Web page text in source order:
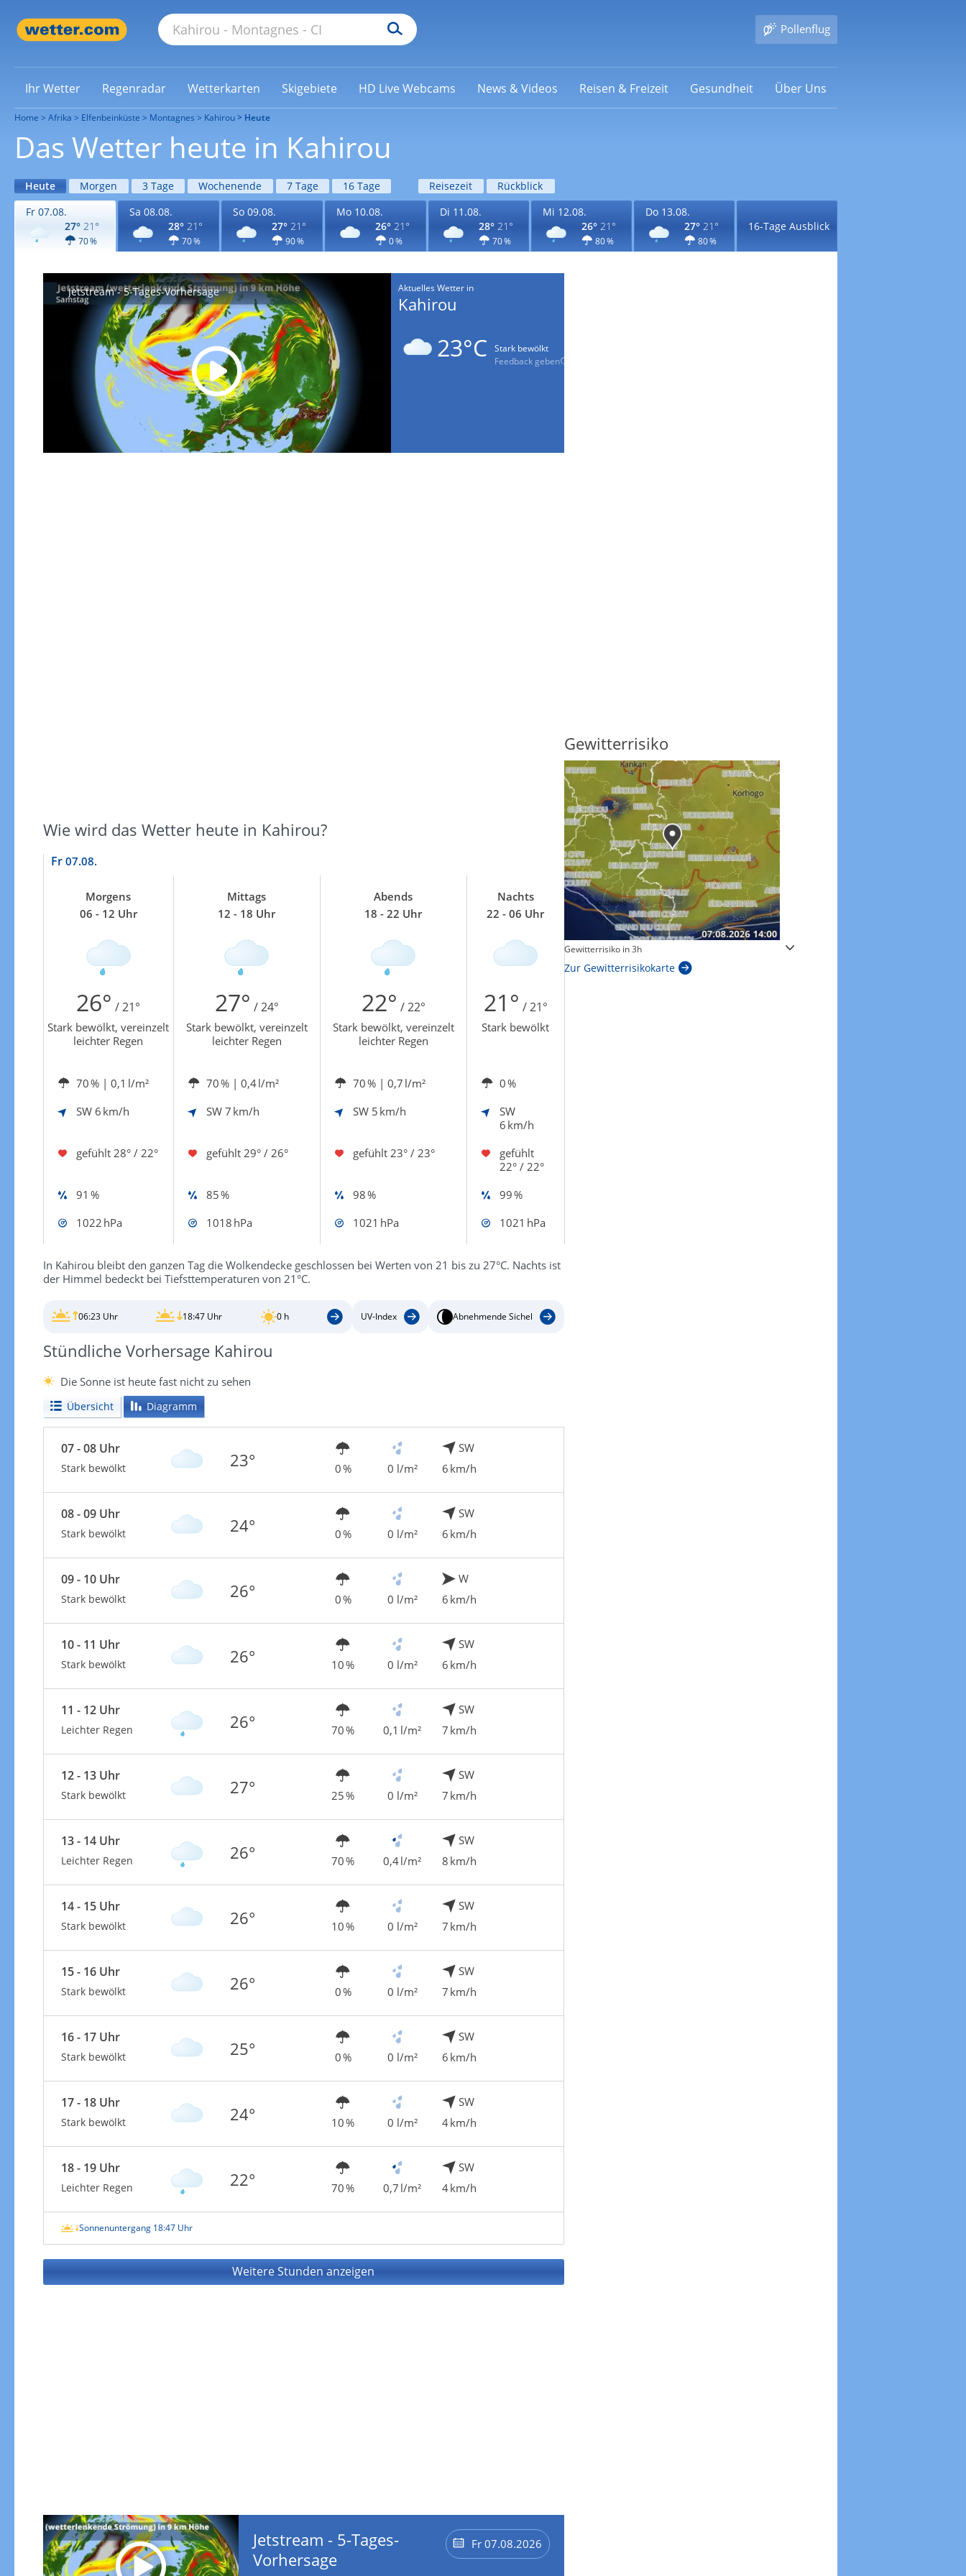
Pollenflug
Ihr Wetter Regenradar Wetterkarten Skigebiete HD Live Webcams News & Videos Reisen & Freizeit Gesundheit Über Uns
Home Afrika Elfenbeinküste Montagnes Kahirou Heute
Das Wetter heute in Kahirou
Heute Morgen 3 Tage Wochenende 7 Tage 16 Tage Reisezeit
Rückblick
Fr 07.08.
27° 21°
70 %
Sa 08.08.
28° 21°
70 %
So 09.08.
27° 21°
90 %
Mo 10.08.
26° 21°
0 %
Di 11.08.
28° 21°
70 %
Mi 12.08.
26° 21°
80 %
Do 13.08.
27° 21°
80 %
16-Tage Ausblick
Jetstream - 5-Tages-Vorhersage Aktuelles Wetter in
Kahirou
23°C
Stark bewölkt
Feedback geben
Wie wird das Wetter heute in Kahirou?
Fr 07.08.
Morgens
06 - 12 Uhr
Mittags
12 - 18 Uhr
Abends
18 - 22 Uhr
Nachts
22 - 06 Uhr
26° / 21° 27° / 24° 22° / 22° 21° / 21°
Stark bewölkt, vereinzelt
leichter Regen
Stark bewölkt, vereinzelt
leichter Regen
Stark bewölkt, vereinzelt
leichter Regen
Stark bewölkt
70 % | 0,1 l/m² 70 % | 0,4 l/m² 70 % | 0,7 l/m²
0 %
SW 6 km/h SW 7 km/h SW 5 km/h
SW
6 km/h
gefühlt 28° / 22° gefühlt 29° / 26° gefühlt 23° / 23°
gefühlt
22° / 22°
91 %
85 % 98 %
99 %
1022 hPa
1018 hPa 1021 hPa 1021 hPa
In Kahirou bleibt den ganzen Tag die Wolkendecke geschlossen bei Werten von 21 bis zu 27°C. Nachts ist
der Himmel bedeckt bei Tiefsttemperaturen von 21°C.
06:23 Uhr 18:47 Uhr 0 h UV-Index Abnehmende Sichel
Stündliche Vorhersage Kahirou
Die Sonne ist heute fast nicht zu sehen
Übersicht Diagramm
07 - 08 Uhr
Stark bewölkt 23° 0 % 0 l/m²
SW
6 km/h
08 - 09 Uhr
Stark bewölkt 24° 0 % 0 l/m²
SW
6 km/h
09 - 10 Uhr
Stark bewölkt 26° 0 % 0 l/m²
W
6 km/h
10 - 11 Uhr
Stark bewölkt 26° 10 % 0 l/m²
SW
6 km/h
11 - 12 Uhr
Leichter Regen 26° 70 % 0,1 l/m²
SW
7 km/h
12 - 13 Uhr
Stark bewölkt 27° 25 % 0 l/m²
SW
7 km/h
13 - 14 Uhr
Leichter Regen 26° 70 % 0,4 l/m²
SW
8 km/h
14 - 15 Uhr
Stark bewölkt 26° 10 % 0 l/m²
SW
7 km/h
15 - 16 Uhr
Stark bewölkt 26° 0 % 0 l/m²
SW
7 km/h
16 - 17 Uhr
Stark bewölkt 25° 0 % 0 l/m²
SW
6 km/h
17 - 18 Uhr
Stark bewölkt 24° 10 % 0 l/m²
SW
4 km/h
18 - 19 Uhr
Leichter Regen 22° 70 % 0,7 l/m²
SW
4 km/h
Sonnenuntergang 18:47 Uhr
Weitere Stunden anzeigen
Fr 07.08.2026
Jetstream - 5-Tages-
Vorhersage
Windgeschwindigkeiten in 3h
Zur Windgeschwindigkeitenkarte
Sonnenschein heute
Zur Sonnenscheindauerkarte
Gewitterrisiko
Gewitterrisiko in 3h
Zur Gewitterrisikokarte
Windböen heute